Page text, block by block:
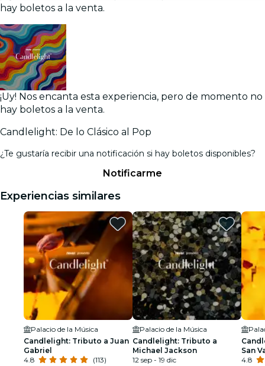
hay boletos a la venta.
¡Uy! Nos encanta esta experiencia, pero de momento no
hay boletos a la venta.
Candlelight: De lo Clásico al Pop
¿Te gustaría recibir una notificación si hay boletos disponibles?
Notificarme
Experiencias similares
Palacio de la Música
Candlelight: Tributo a Juan
Gabriel
4.8
(113)
Palacio de la Música
Candlelight: Tributo a
Michael Jackson
12 sep - 19 dic
San
4.8